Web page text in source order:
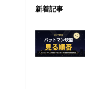
新着記事